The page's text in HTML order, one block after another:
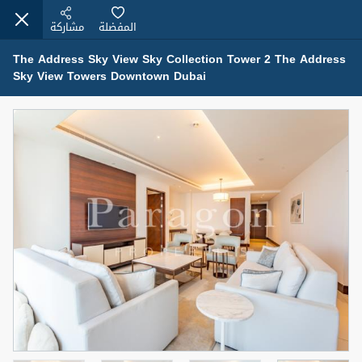
عقارات للإيجار (13751)
Modern Renovated Unit Near Marina Metro Station
للإيجار 95,000 درهم
3
سرير
1
حمام
1
المنطقة (متر
مربع)
70.03
المعروض
غير مفروش /ة
الشيكات
1
NILOOFAR ABBAS VAKIL
رقم الوسيط
أتصل الأن
The Address Sky View Sky Collection Tower 2 The Address
Sky View Towers Downtown Dubai
المفضلة مشاركة